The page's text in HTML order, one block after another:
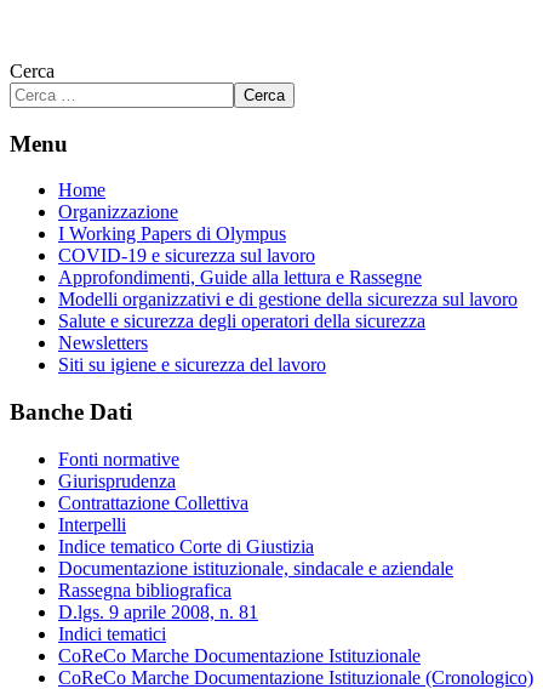
Cerca
Cerca
Menu
Home
Organizzazione
I Working Papers di Olympus
COVID-19 e sicurezza sul lavoro
Approfondimenti, Guide alla lettura e Rassegne
Modelli organizzativi e di gestione della sicurezza sul lavoro
Salute e sicurezza degli operatori della sicurezza
Newsletters
Siti su igiene e sicurezza del lavoro
Banche Dati
Fonti normative
Giurisprudenza
Contrattazione Collettiva
Interpelli
Indice tematico Corte di Giustizia
Documentazione istituzionale, sindacale e aziendale
Rassegna bibliografica
D.lgs. 9 aprile 2008, n. 81
Indici tematici
CoReCo Marche Documentazione Istituzionale
CoReCo Marche Documentazione Istituzionale (Cronologico)